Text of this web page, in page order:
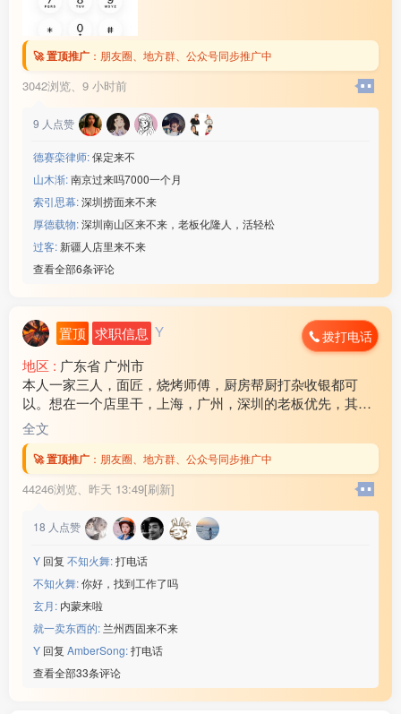
🚀 置顶推广 ： 朋友圈、地方群、公众号同步推广中
3042浏览、 9 小时前
9 人点赞
德赛栾律师:保定来不
山木渐:南京过来吗7000一个月
索引思幕:深圳捞面来不来
厚德载物:深圳南山区来不来，老板化隆人，活轻松
过客:新疆人店里来不来
查看全部6条评论
置顶 求职信息 Y 拨打电话
地区 : 广东省 广州市
本人一家三人，面匠，烧烤师傅，厨房帮厨打杂收银都可
以。想在一个店里干，上海，广州，深圳的老板优先，其他
地方也可以考虑！ 工资各方面问题可以电话商量，谈好后随
时可以出发！联系电话17***18
全文
🚀 置顶推广 ： 朋友圈、地方群、公众号同步推广中
44246浏览、 昨天 13:49[刷新]
18 人点赞
Y 回复 不知火舞:打电话
不知火舞:你好，找到工作了吗
玄月: 内蒙来啦
就一卖东西的: 兰州西固来不来
Y 回复 AmberSong:打电话
查看全部33条评论